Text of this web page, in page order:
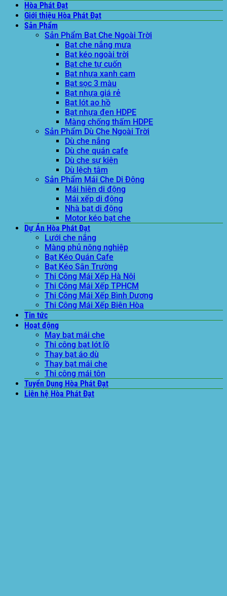
Hòa Phát Đạt
Giới thiệu Hòa Phát Đạt
Sản Phẩm
Sản Phẩm Bạt Che Ngoài Trời
Bạt che nắng mưa
Bạt kéo ngoài trời
Bạt che tự cuốn
Bạt nhựa xanh cam
Bạt sọc 3 màu
Bạt nhựa giá rẻ
Bạt lót ao hồ
Bạt nhựa đen HDPE
Màng chống thấm HDPE
Sản Phẩm Dù Che Ngoài Trời
Dù che nắng
Dù che quán cafe
Dù che sự kiện
Dù lệch tâm
Sản Phẩm Mái Che Di Động
Mái hiên di động
Mái xếp di động
Nhà bạt di động
Motor kéo bạt che
Dự Án Hòa Phát Đạt
Lưới che nắng
Màng phủ nông nghiệp
Bạt Kéo Quán Cafe
Bạt Kéo Sân Trường
Thi Công Mái Xếp Hà Nội
Thi Công Mái Xếp TPHCM
Thi Công Mái Xếp Bình Dương
Thi Công Mái Xếp Biên Hòa
Tin tức
Hoạt động
May bạt mái che
Thi công bạt lót lồ
Thay bạt áo dù
Thay bạt mái che
Thi công mái tôn
Tuyển Dụng Hòa Phát Đạt
Liên hệ Hòa Phát Đạt